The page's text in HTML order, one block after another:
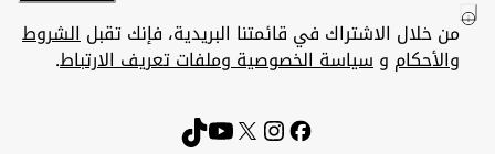
من خلال الاشتراك في قائمتنا البريدية، فإنك تقبلالشروط
والأحكام وسياسة الخصوصية وملفات تعريف الارتباط.